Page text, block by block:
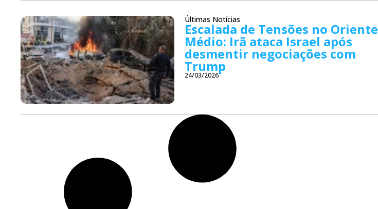
Últimas Notícias
Escalada de Tensões no Oriente
Médio: Irã ataca Israel após
desmentir negociações com
Trump
24/03/2026